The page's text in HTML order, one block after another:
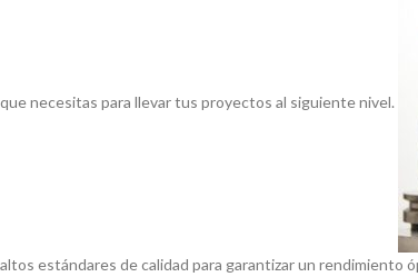
que necesitas para llevar tus proyectos al siguiente nivel.
altos estándares de calidad para garantizar un rendimiento